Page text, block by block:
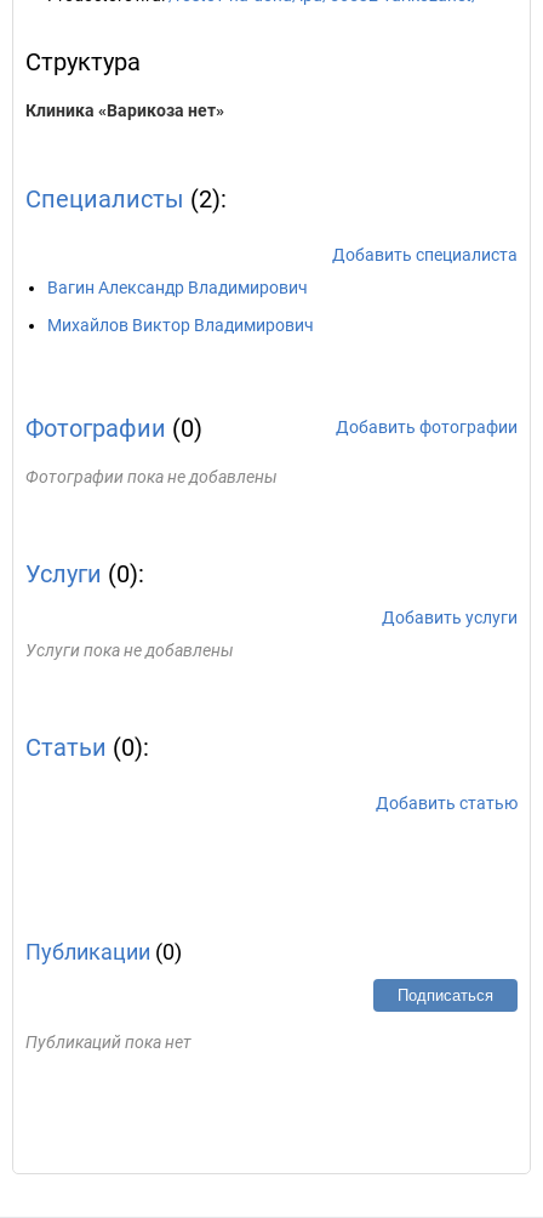
Структура
Клиника «Варикоза нет»
Специалисты (2):
Добавить специалиста
Вагин Александр Владимирович
Михайлов Виктор Владимирович
Фотографии (0) Добавить фотографии
Фотографии пока не добавлены
Услуги (0):
Добавить услуги
Услуги пока не добавлены
Статьи (0):
Добавить статью
Публикации (0)
Подписаться
Публикаций пока нет